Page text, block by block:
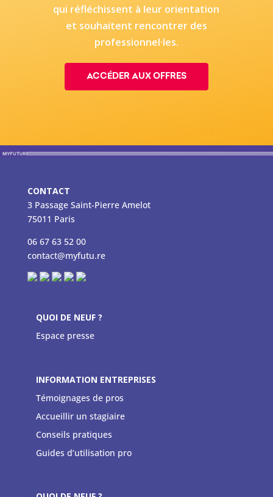
qui réfléchissent à leur orientation
et souhaitent rencontrer des
professionnel·les.
ACCÉDER AUX OFFRES
CONTACT
3 Passage Saint-Pierre Amelot
75011 Paris
06 67 63 52 00
contact@myfutu.re
QUOI DE NEUF ?
Espace presse
INFORMATION ENTREPRISES
Témoignages de pros
Accueillir un stagiaire
Conseils pratiques
Guides d’utilisation pro